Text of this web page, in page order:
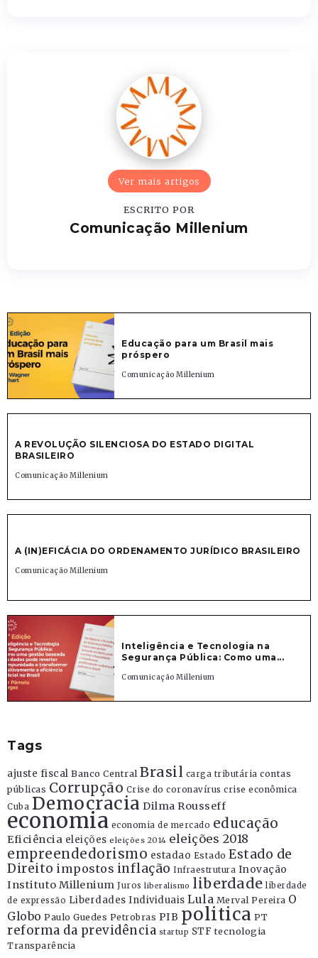
Ver mais artigos
ESCRITO POR
Comunicação Millenium
Educação para um Brasil mais
próspero
Comunicação Millenium
A REVOLUÇÃO SILENCIOSA DO ESTADO DIGITAL
BRASILEIRO
Comunicação Millenium
A (IN)EFICÁCIA DO ORDENAMENTO JURÍDICO BRASILEIRO
Comunicação Millenium
Inteligência e Tecnologia na
Segurança Pública: Como uma...
Comunicação Millenium
Tags
ajuste fiscal Banco Central Brasil carga tributária contas
públicas Corrupção Crise do coronavírus crise econômica
Cuba Democracia Dilma Rousseff
economia economia de mercado educação
Eficiência eleições eleições 2014 eleições 2018
empreendedorismo estadao Estado Estado de
Direito impostos inflação Infraestrutura Inovação
Instituto Millenium Juros liberalismo liberdade liberdade
de expressão Liberdades Individuais Lula Merval Pereira O
Globo Paulo Guedes Petrobras PIB politica PT
reforma da previdência startup STF tecnologia
Transparência